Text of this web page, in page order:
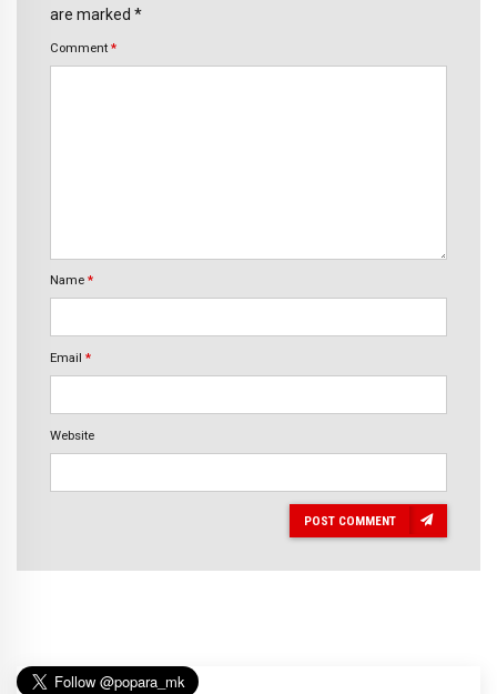
are marked *
Comment *
Name *
Email *
Website
POST COMMENT